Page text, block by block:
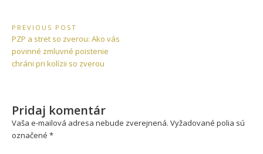
Navigácia
v
článku
PREVIOUS POST
Previous
Post:
PZP a stret so zverou: Ako vás
povinné zmluvné poistenie
chráni pri kolízii so zverou
Pridaj komentár
Vaša e-mailová adresa nebude zverejnená. Vyžadované polia sú
označené *